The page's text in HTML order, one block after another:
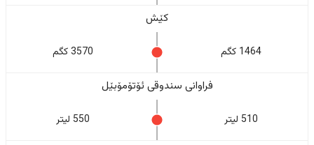
کێش
1464 کگم 3570 کگم
فراوانی سندوقی ئۆتۆمۆبێل
510 لیتر 550 لیتر